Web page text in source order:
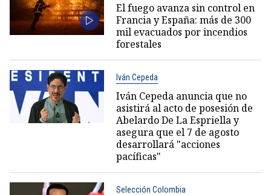
El fuego avanza sin control en
Francia y España: más de 300
mil evacuados por incendios
forestales
Iván Cepeda
Iván Cepeda anuncia que no
asistirá al acto de posesión de
Abelardo De La Espriella y
asegura que el 7 de agosto
desarrollará "acciones
pacíficas"
Selección Colombia